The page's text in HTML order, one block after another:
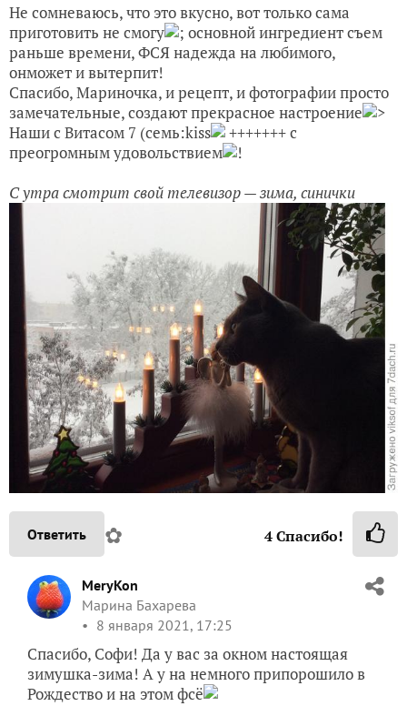
Не сомневаюсь, что это вкусно, вот только сама
приготовить не смогу
; основной ингредиент съем
раньше времени, ФСЯ надежда на любимого,
онможет и вытерпит!
Спасибо, Мариночка, и рецепт, и фотографии просто
замечательные, создают прекрасное настроение
>
Наши с Витасом 7 (семь:kiss
+++++++ с
преогромным удовольствием
!
С утра смотрит свой телевизор — зима, синички
Ответить ✿ 4Спасибо!
MeryKon
Марина Бахарева
8 января 2021, 17:25
Спасибо, Софи! Да у вас за окном настоящая
зимушка-зима! А у на немного припорошило в
Рождество и на этом фсё